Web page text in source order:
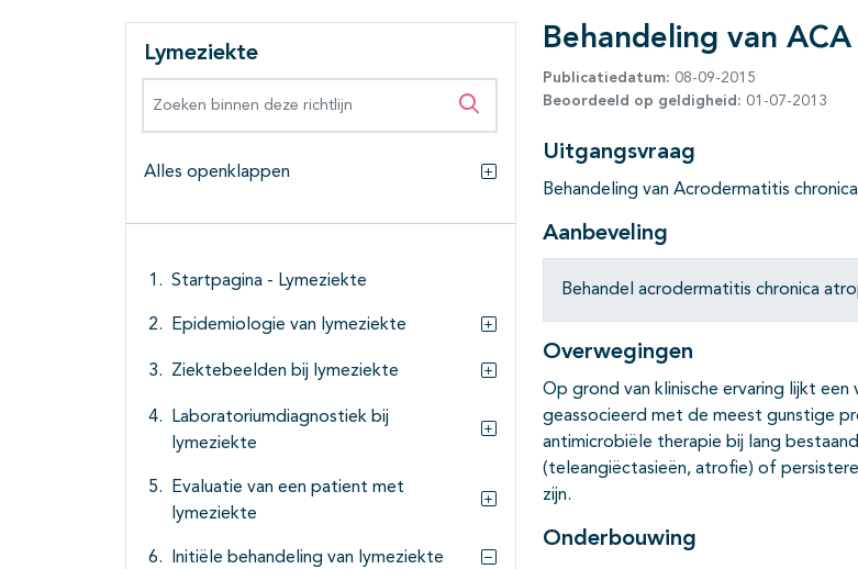
Lymeziekte
Zoeken binnen deze richtlijn
Alles openklappen
Alles openklappen
Startpagina - Lymeziekte
Epidemiologie van lymeziekte
Subpagina's open- en dichtklappen
Ziektebeelden bij lymeziekte
Subpagina's open- en dichtklappen
Laboratoriumdiagnostiek bij
lymeziekte
Subpagina's open- en dichtklappen
Evaluatie van een patient met
lymeziekte
Subpagina's open- en dichtklappen
Initiële behandeling van lymeziekte
Behandeling van
Publicatiedatum: 08-09-2015
Beoordeeld op geldigheid: 01-07-2013
Uitgangsvraag
Behandeling van Acrodermatitis
Aanbeveling
Behandel acrodermatitis chronica
Overwegingen
Op grond van klinische ervaring lijkt
geassocieerd met de meest gunstige
antimicrobiële therapie bij lang
(teleangiëctasieën, atrofie) of
zijn.
Onderbouwing